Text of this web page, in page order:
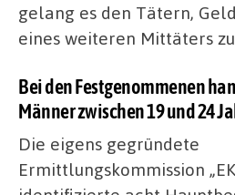
gelang es den Tätern,
eines weiteren Mittäters
Bei den Festgenommenen
Männer zwischen 19 und 24
Die eigens gegründete
Ermittlungskommission